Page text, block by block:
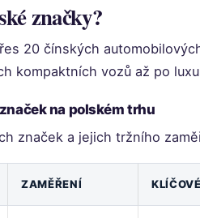
značky?
20 čínských
kompaktních vozů až po
na polském trhu
značek a jejich tržního
ZAMĚŘENÍ